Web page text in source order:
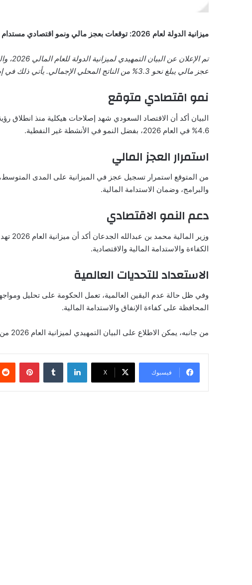
ميزانية الدولة لعام 2026: توقعات بعجز مالي ونمو اقتصادي مستدام
عجز مالي يبلغ نحو 3.3% من الناتج المحلي الإجمالي. يأتي ذلك في إطار استمرار السياسات الإنفاقية التوسعية الموجهة نحو الأولويات الوطنية وتحقيق أهداف رؤية السعودية 2030.
نمو اقتصادي متوقع
4.6% في العام 2026، بفضل النمو في الأنشطة غير النفطية.
استمرار العجز المالي
والبرامج، وضمان الاستدامة المالية.
دعم النمو الاقتصادي
الكفاءة والاستدامة المالية والاقتصادية.
الاستعداد للتحديات العالمية
وفي ظل حالة عدم اليقين العالمية، تعمل الحكومة على تحليل
المحافظة على كفاءة الإنفاق والاستدامة المالية.
من جانبه، يمكن الاطلاع على البيان التمهيدي لميزانية العام 2026 من خلال
فيسبوك ‫X
لينكدإن بينتيريست